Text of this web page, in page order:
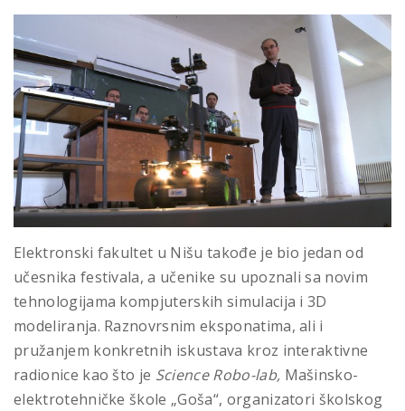
Elektronski fakultet u Nišu takođe je bio jedan od
učesnika festivala, a učenike su upoznali sa novim
tehnologijama kompjuterskih simulacija i 3D
modeliranja. Raznovrsnim eksponatima, ali i
pružanjem konkretnih iskustava kroz interaktivne
radionice kao što je Science Robo-lab, Mašinsko-
elektrotehničke škole „Goša“, organizatori školskog